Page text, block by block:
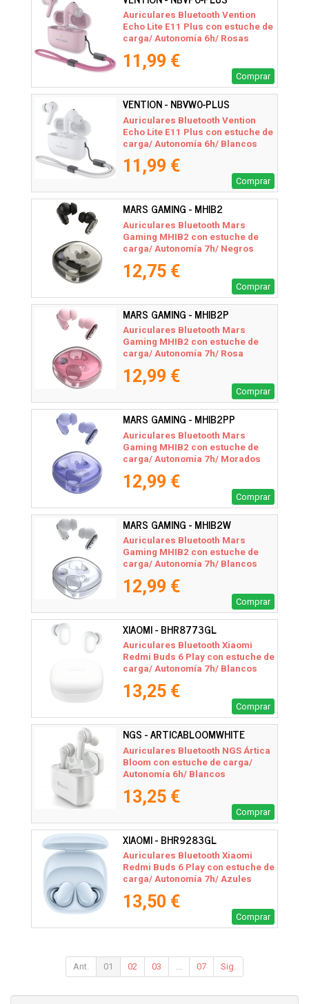
Auriculares Bluetooth Vention
Echo Lite E11 Plus con estuche de
carga/ Autonomía 6h/ Rosas
11,99 €
Comprar
VENTION - NBVW0-PLUS
Auriculares Bluetooth Vention
Echo Lite E11 Plus con estuche de
carga/ Autonomía 6h/ Blancos
11,99 €
Comprar
MARS GAMING - MHIB2
Auriculares Bluetooth Mars
Gaming MHIB2 con estuche de
carga/ Autonomía 7h/ Negros
12,75 €
Comprar
MARS GAMING - MHIB2P
Auriculares Bluetooth Mars
Gaming MHIB2 con estuche de
carga/ Autonomía 7h/ Rosa
12,99 €
Comprar
MARS GAMING - MHIB2PP
Auriculares Bluetooth Mars
Gaming MHIB2 con estuche de
carga/ Autonomía 7h/ Morados
12,99 €
Comprar
MARS GAMING - MHIB2W
Auriculares Bluetooth Mars
Gaming MHIB2 con estuche de
carga/ Autonomía 7h/ Blancos
12,99 €
Comprar
XIAOMI - BHR8773GL
Auriculares Bluetooth Xiaomi
Redmi Buds 6 Play con estuche de
carga/ Autonomía 7h/ Blancos
13,25 €
Comprar
NGS - ARTICABLOOMWHITE
Auriculares Bluetooth NGS Ártica
Bloom con estuche de carga/
Autonomía 6h/ Blancos
13,25 €
Comprar
XIAOMI - BHR9283GL
Auriculares Bluetooth Xiaomi
Redmi Buds 6 Play con estuche de
carga/ Autonomía 7h/ Azules
13,50 €
Comprar
Ant. 01 02 03 07 Sig.